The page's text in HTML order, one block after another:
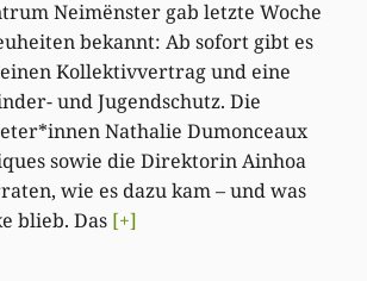
Neimënster gab letzte Woche
bekannt: Ab sofort gibt es
Kollektivvertrag und eine
und Jugendschutz. Die
Nathalie Dumonceaux
sowie die Direktorin Ainhoa
wie es dazu kam – und was
blieb. Das [+]